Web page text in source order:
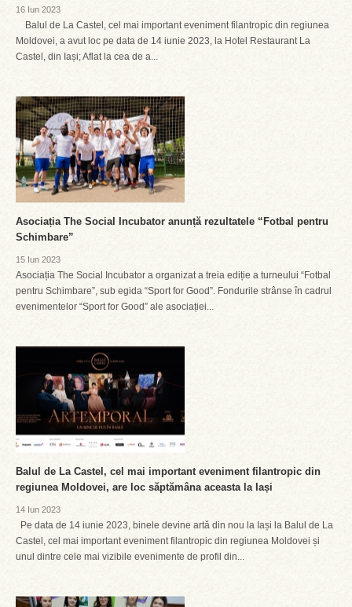
16 Iun 2023
Balul de La Castel, cel mai important eveniment filantropic din regiunea
Moldovei, a avut loc pe data de 14 iunie 2023, la Hotel Restaurant La
Castel, din Iași; Aflat la cea de a...
Asociația The Social Incubator anunță rezultatele “Fotbal pentru
Schimbare”
15 Iun 2023
Asociația The Social Incubator a organizat a treia ediție a turneului “Fotbal
pentru Schimbare”, sub egida “Sport for Good”. Fondurile strânse în cadrul
evenimentelor “Sport for Good” ale asociației...
Balul de La Castel, cel mai important eveniment filantropic din
regiunea Moldovei, are loc săptămâna aceasta la Iași
14 Iun 2023
Pe data de 14 iunie 2023, binele devine artă din nou la Iași la Balul de La
Castel, cel mai important eveniment filantropic din regiunea Moldovei și
unul dintre cele mai vizibile evenimente de profil din...